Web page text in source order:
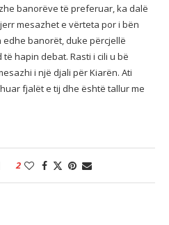
banorëve të preferuar, ka dalë
mesazhet e vërteta por i bën
banorët, duke përcjellë
hapin debat. Rasti i cili u bë
i një djali për Kiarën. Ati
fjalët e tij dhe është tallur me
2